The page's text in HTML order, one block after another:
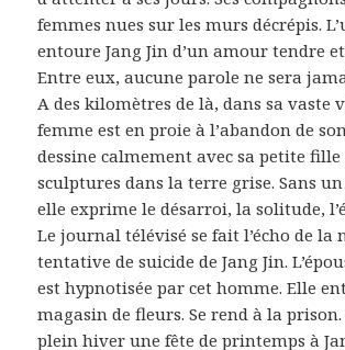
femmes nues sur les murs décrépis.
entoure Jang Jin d’un amour tendre
Entre eux, aucune parole ne sera
A des kilomètres de là, dans sa vaste
femme est en proie à l’abandon de
dessine calmement avec sa petite fille
sculptures dans la terre grise. Sans
elle exprime le désarroi, la solitude,
Le journal télévisé se fait l’écho de la
tentative de suicide de Jang Jin.
est hypnotisée par cet homme. Elle
magasin de fleurs. Se rend à la
plein hiver une fête de printemps à